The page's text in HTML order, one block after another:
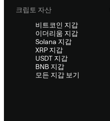
크립토 자산
비트코인 지갑
이더리움 지갑
Solana 지갑
XRP 지갑
USDT 지갑
BNB 지갑
모든 지갑 보기